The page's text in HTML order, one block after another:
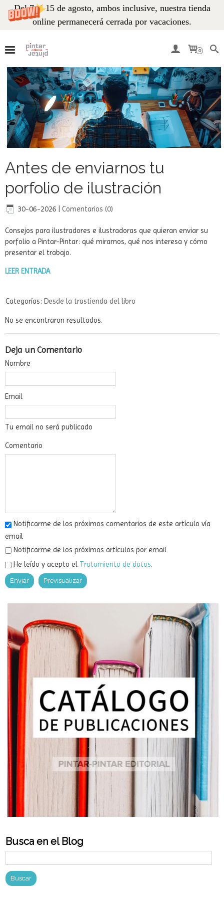
Del 7 al 15 de agosto, ambos inclusive, nuestra tienda
online permanecerá cerrada por vacaciones.
0
Busca en el Blog
Antes de enviarnos tu
porfolio de ilustración
30-06-2026 Comentarios (0)
Consejos para ilustradores e ilustradoras que quieran enviar su
porfolio a Pintar-Pintar: qué miramos, qué nos interesa y cómo
presentar el trabajo.
LEER ENTRADA
Categorías: Desde la trastienda del libro
No se encontraron resultados.
Deja un Comentario
Nombre
Email
Tu email no será publicado
Comentario
Notificarme de los próximos comentarios de este artículo vía
email
Notificarme de los próximos artículos por email
He leído y acepto el Tratamiento de datos.